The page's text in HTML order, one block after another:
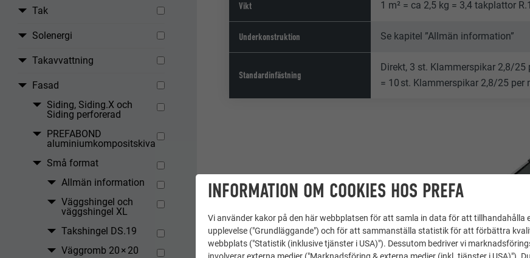
Tak
Solenergi
Takavvattning
Fasad
Siding, Siding.X och
Siding perforerad
PREFABOND
aluminiumkompositskiva
Små format
Allmän information
Väggshingel och
väggshingel XL
Takshingel DS.19
Väggromb 20 × 20
Vikt 1 m² = ca 2,5 kg = 3,4 takplattor
Underkonstruktion Se kapitel ”Allmän information”
Standardinfästning
Direkt, 3 st. Klammerspikar 2,8/25
= 10 st. Klammerspikar 2,8/25 per
INFORMATION OM COOKIES HOS PREFA
Vi använder kakor på den här webbplatsen för att samla in data för att tillhandahålla
upplevelse ("Grundläggande") och för att sammanställa statistik för att förbättra
webbplats ("Statistik (inklusive tjänster i USA)"). Dessutom bedriver vi